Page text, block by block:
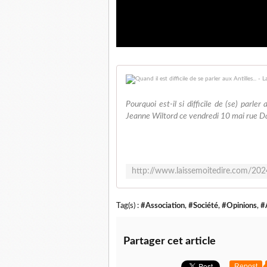
Pourquoi est-il si difficile de (se) parler
Jeanne Wiltord ce vendredi 10 mai rue
Tag(s) : #Association, #Société, #Opinions,
Partager cet article